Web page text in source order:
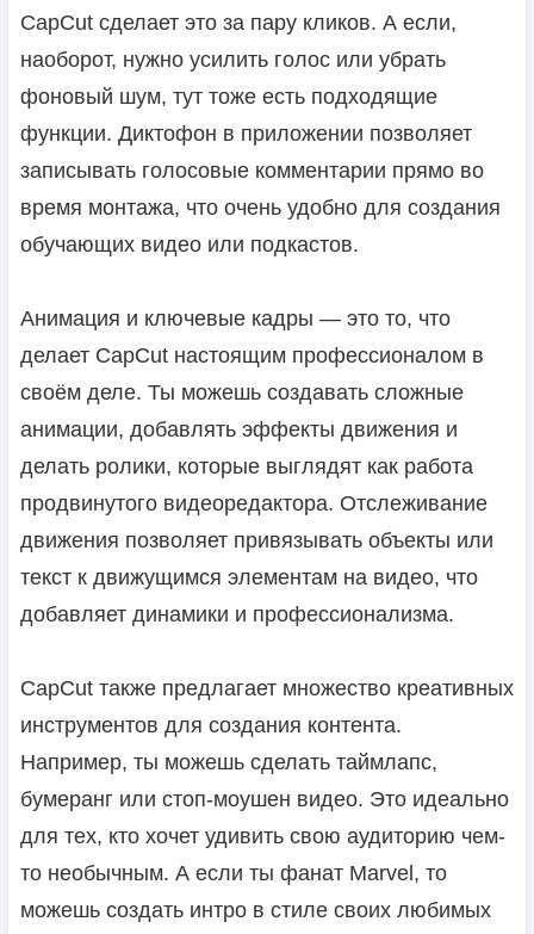
CapCut сделает это за пару кликов. А если,
наоборот, нужно усилить голос или убрать
фоновый шум, тут тоже есть подходящие
функции. Диктофон в приложении позволяет
записывать голосовые комментарии прямо во
время монтажа, что очень удобно для создания
обучающих видео или подкастов.
Анимация и ключевые кадры — это то, что
делает CapCut настоящим профессионалом в
своём деле. Ты можешь создавать сложные
анимации, добавлять эффекты движения и
делать ролики, которые выглядят как работа
продвинутого видеоредактора. Отслеживание
движения позволяет привязывать объекты или
текст к движущимся элементам на видео, что
добавляет динамики и профессионализма.
CapCut также предлагает множество креативных
инструментов для создания контента.
Например, ты можешь сделать таймлапс,
бумеранг или стоп-моушен видео. Это идеально
для тех, кто хочет удивить свою аудиторию чем-
то необычным. А если ты фанат Marvel, то
можешь создать интро в стиле своих любимых